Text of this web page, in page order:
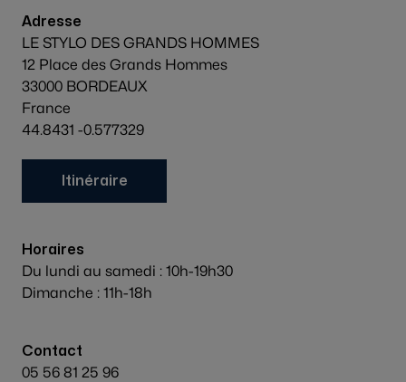
Adresse
LE STYLO DES GRANDS HOMMES
12 Place des Grands Hommes
33000 BORDEAUX
France
44.8431 -0.577329
Itinéraire
Horaires
Du lundi au samedi : 10h-19h30
Dimanche : 11h-18h
Contact
05 56 81 25 96